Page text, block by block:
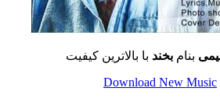
بنام بخند با بالاترین کیفیت
Download New Music